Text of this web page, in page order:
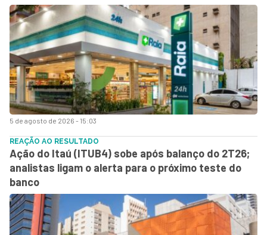
5 de agosto de 2026 - 15:03
REAÇÃO AO RESULTADO
Ação do Itaú (ITUB4) sobe após balanço do 2T26;
analistas ligam o alerta para o próximo teste do
banco